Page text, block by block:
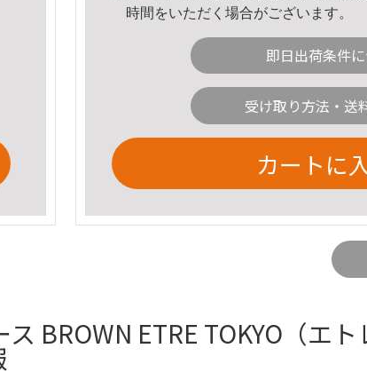
時間をいただく場合がございます。
即日出荷条件
受け取り方法・送
カートに
BROWN ETRE TOKYO（エ